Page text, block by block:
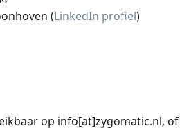
(LinkedIn profiel)
op info[at]zygomatic.nl, of